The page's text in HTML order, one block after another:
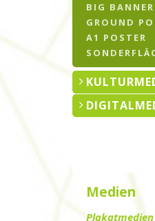
BIG BANNER
GROUND
A1 POSTER
Medien
Plakatmedien